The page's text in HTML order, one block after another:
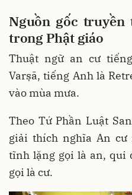
Nguồn gốc
trong Phật giáo
Thuật ngữ an cư
Varṣā, tiếng Anh là
vào mùa mưa.
Theo Tứ Phần Luật
giải thích nghĩa An cư
tĩnh lặng gọi là an, qui
gọi là cư.